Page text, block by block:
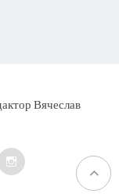
Вячеслав
Instagram